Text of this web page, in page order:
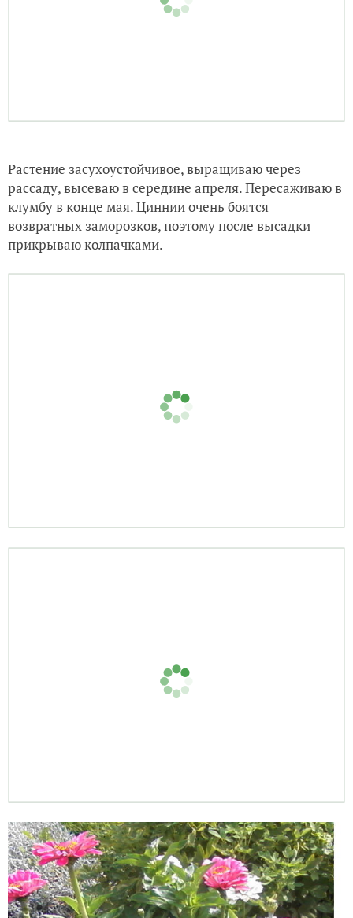
Растение засухоустойчивое, выращиваю через
рассаду, высеваю в середине апреля. Пересаживаю в
клумбу в конце мая. Циннии очень боятся
возвратных заморозков, поэтому после высадки
прикрываю колпачками.